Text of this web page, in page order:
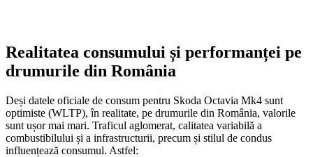
Realitatea consumului și performanței pe
drumurile din România
Deși datele oficiale de consum pentru Skoda Octavia Mk4 sunt
optimiste (WLTP), în realitate, pe drumurile din România, valorile
sunt ușor mai mari. Traficul aglomerat, calitatea variabilă a
combustibilului și a infrastructurii, precum și stilul de condus
influențează consumul. Astfel: